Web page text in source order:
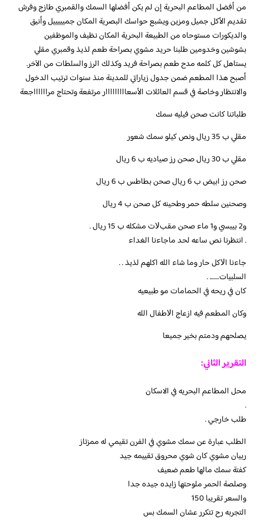
من أفضل المطاعم البحرية إن لم يكن أفضلها السمك والقمبري طازج وفرش
تقديم الأكل جميل ومزين ويشبع حواسك البصرية المكان جميييييل وأنيق
والديكورات مستوحاه من الطبيعة البحرية المكان نظيف والموظفين
بشوشين وخدومين طلبنا حريد مشوي بصراحة طعم لذيذ وقمبري مقلي
يستاهل كل كلمه مدح طعم بصراحة فريد وكذلك الرز والسلطات من الآخر.
أصبح هذا المطعم ضمن جدول زياراتي للمدينة منذ سنوات ترتيب الدخول
والانتظار وخاصة في قسم العائلات الأسعااااااااار مرتفعة وتحتاج مرااااااجعة
طلباتنا كانت صحن فيليه سمك
مقلي ب 35 ريال ونص كيلو سمك شعور
مقلي ب 30 ريال صحن رز صياديه ب 6 ريال
صحن رز ابيض ب 6 ريال صحن بطاطس ب 6 ريال
وصحنين سلطه حمر وطحينه كل صحن ب 4 ريال
و2 بيبسي و1 ماء صحن مقبﻻت مشكله ب 15 ريال .
. انتظرنا نص ساعه لحد ماجاءنا الغداء
جاءنا اﻻكل حار وما شاء الله اكلهم لذيذ . .
السلبيات……. .
كان في ريحه في الحمامات مو طبيعيه
وكان المطعم فيه ازعاج اﻻطفال الله
يصلحهم ودمتم بخير جميعا
التقرير الثاني:
محل المطاعم البحريه في الاسكان
.
طلب خارجي .
الطلب عبارة عن سمك مشوي في الفرن تقيمي له ممزتاز
ربيان مشوي كان شوي محروق تقييمه جيد
كفتة سمك مالها طعم ضعيف
وصلصة الحمر ملوحتها زايده جيده جدا
والسعر تقريبا 150
التجربه رح تتكرر عشان السمك بس